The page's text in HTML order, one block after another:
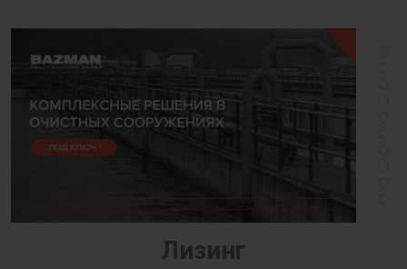
Лизинг